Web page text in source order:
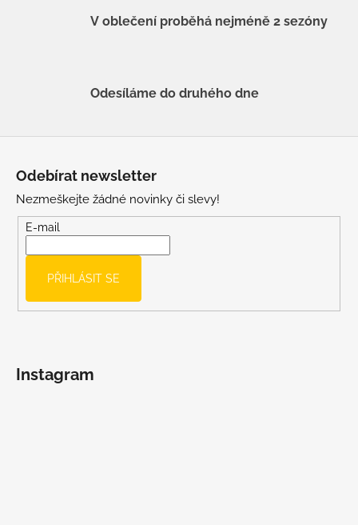
V oblečení proběhá nejméně 2 sezóny
Odesíláme do druhého dne
Odebírat newsletter
Nezmeškejte žádné novinky či slevy!
E-mail
PŘIHLÁSIT SE
Instagram